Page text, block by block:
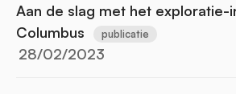
Aan de slag met het exploratie-
Columbus
publicatie
28/02/2023